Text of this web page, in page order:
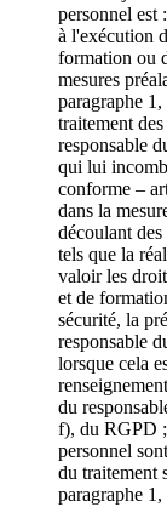
personnel est
à l'exécution
formation ou
mesures
paragraphe
traitement
responsable
qui lui
conforme –
dans la
découlant
tels que la
valoir les
et de
sécurité, la
responsable
lorsque cela
du
f), du RGPD ;
personnel
du traitement
paragraphe